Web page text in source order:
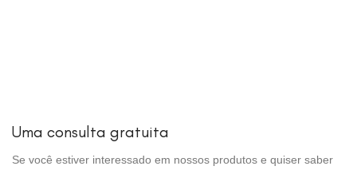
Uma consulta gratuita
Se você estiver interessado em nossos produtos e quiser saber